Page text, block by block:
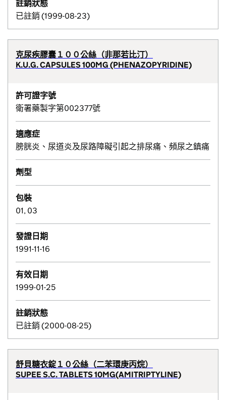
註銷狀態
已註銷 (1999-08-23)
克尿疾膠囊１００公絲（非那若比汀）
K.U.G. CAPSULES 100MG (PHENAZOPYRIDINE)
許可證字號
衛署藥製字第002377號
適應症
膀胱炎、尿道炎及尿路障礙引起之排尿痛、頻尿之鎮痛
劑型
包裝
01, 03
發證日期
1991-11-16
有效日期
1999-01-25
註銷狀態
已註銷 (2000-08-25)
舒貝糖衣錠１０公絲（二苯環庚丙烷）
SUPEE S.C. TABLETS 10MG(AMITRIPTYLINE)